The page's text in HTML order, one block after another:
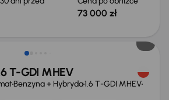
73 000 zł
T-GDI MHEV
Benzyna + Hybryda1.6 T-GDI MHEV